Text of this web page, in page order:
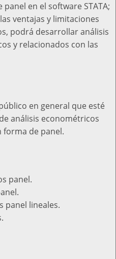
en el software STATA;
ventajas y limitaciones
podrá desarrollar análisis
y relacionados con las
en general que esté
análisis econométricos
forma de panel.
panel.
panel lineales.